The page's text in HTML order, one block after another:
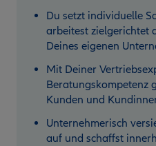
Du setzt individuelle
arbeitest zielgerichtet
Deines eigenen
Mit Deiner
Beratungskompetenz
Kunden und
Unternehmerisch
auf und schaffst